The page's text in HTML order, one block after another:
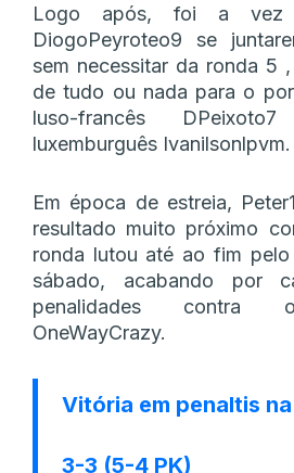
Logo após, foi a vez
DiogoPeyroteo9 se
sem necessitar da ronda 5
de tudo ou nada para o
luso-francês
luxemburguês Ivanilsonlpvm.
Em época de estreia,
resultado muito próximo
ronda lutou até ao fim pelo
sábado, acabando por
penalidades contra
OneWayCrazy.
Vitória em penaltis
3-3 (5-4 PK)